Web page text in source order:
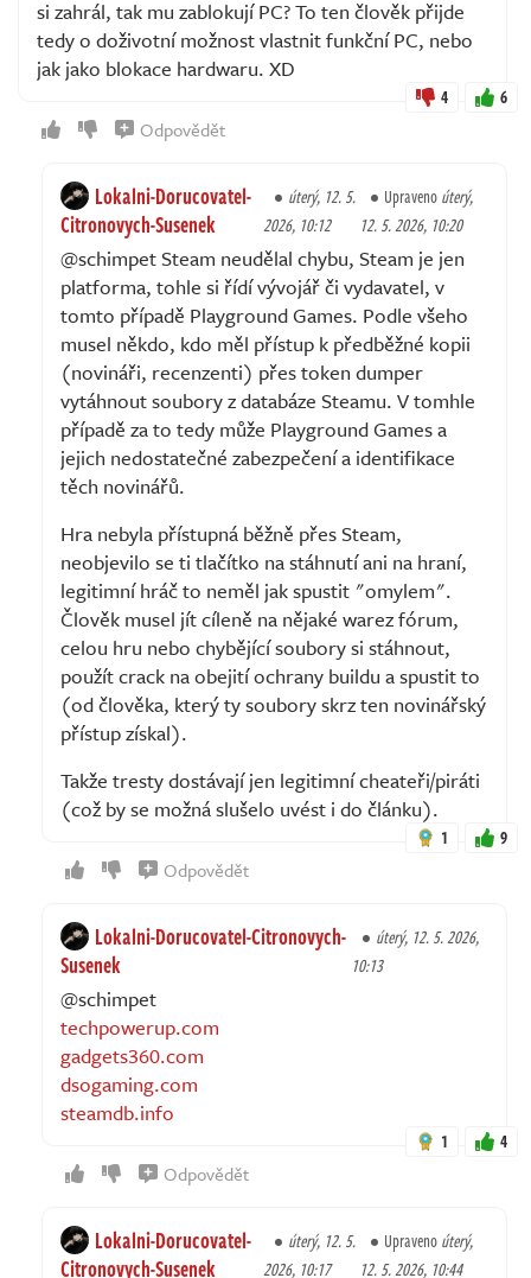
si zahrál, tak mu zablokují PC? To ten člověk přijde
tedy o doživotní možnost vlastnit funkční PC, nebo
jak jako blokace hardwaru. XD
4 6
Odpovědět
Lokalni-Dorucovatel-
Citronovych-Susenek
úterý, 12. 5.
2026, 10:12
Upravenoúterý,
12. 5. 2026, 10:20
@schimpet Steam neudělal chybu, Steam je jen
platforma, tohle si řídí vývojář či vydavatel, v
tomto případě Playground Games. Podle všeho
musel někdo, kdo měl přístup k předběžné kopii
(novináři, recenzenti) přes token dumper
vytáhnout soubory z databáze Steamu. V tomhle
případě za to tedy může Playground Games a
jejich nedostatečné zabezpečení a identifikace
těch novinářů.
Hra nebyla přístupná běžně přes Steam,
neobjevilo se ti tlačítko na stáhnutí ani na hraní,
legitimní hráč to neměl jak spustit "omylem".
Člověk musel jít cíleně na nějaké warez fórum,
celou hru nebo chybějící soubory si stáhnout,
použít crack na obejití ochrany buildu a spustit to
(od člověka, který ty soubory skrz ten novinářský
přístup získal).
Takže tresty dostávají jen legitimní cheateři/piráti
(což by se možná slušelo uvést i do článku).
1 9
Odpovědět
Lokalni-Dorucovatel-Citronovych-
Susenek
úterý, 12. 5. 2026,
10:13
@schimpet
techpowerup.com
gadgets360.com
dsogaming.com
steamdb.info
1 4
Odpovědět
Lokalni-Dorucovatel-
Citronovych-Susenek
úterý, 12. 5.
2026, 10:17
Upravenoúterý,
12. 5. 2026, 10:44